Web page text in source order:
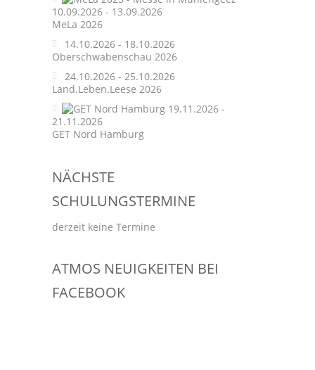
10.09.2026 - 13.09.2026
MeLa 2026
14.10.2026 - 18.10.2026
Oberschwabenschau 2026
24.10.2026 - 25.10.2026
Land.Leben.Leese 2026
19.11.2026 -
21.11.2026
GET Nord Hamburg
NÄCHSTE
SCHULUNGSTERMINE
derzeit keine Termine
ATMOS NEUIGKEITEN BEI
FACEBOOK